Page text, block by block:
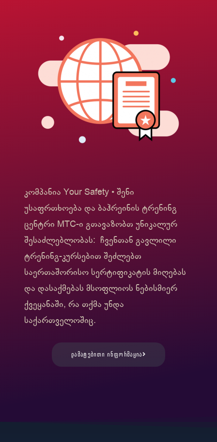
კომპანია Your Safety • შენი
უსაფრთხოება და ბაჰრეინის ტრენინგ
ცენტრი MTC-ი გთავაზობთ უნიკალურ
შესაძლებლობას: ჩვენთან გავლილი
ტრენინგ-კურსებით შეძლებთ
საერთაშორისო სერტიფიკატის მიღებას
და დასაქმებას მსოფლიოს ნებისმიერ
ქვეყანაში, რა თქმა უნდა
საქართველოშიც.
დამატებითი ინფორმაცია